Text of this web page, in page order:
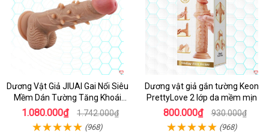
Dương Vật Giả JIUAI Gai Nổi Siêu
Mềm Dán Tường Tăng Khoái
Cảm
1.080.000₫ 1.742.000₫
(968)
Dương vật giả gắn tường Keon
PrettyLove 2 lớp da mềm mịn
800.000₫ 930.000₫
(968)